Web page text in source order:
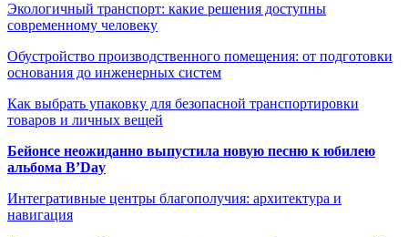
Экологичный транспорт: какие решения доступны
современному человеку
Обустройство производственного помещения: от подготовки
основания до инженерных систем
Как выбрать упаковку для безопасной транспортировки
товаров и личных вещей
Бейонсе неожиданно выпустила новую песню к юбилею
альбома B’Day
Интегративные центры благополучия: архитектура и
навигация